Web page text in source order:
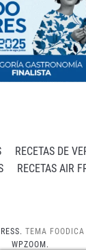
RECETAS DE
RECETAS AIR
TEMA FOODICA
WPZOOM.